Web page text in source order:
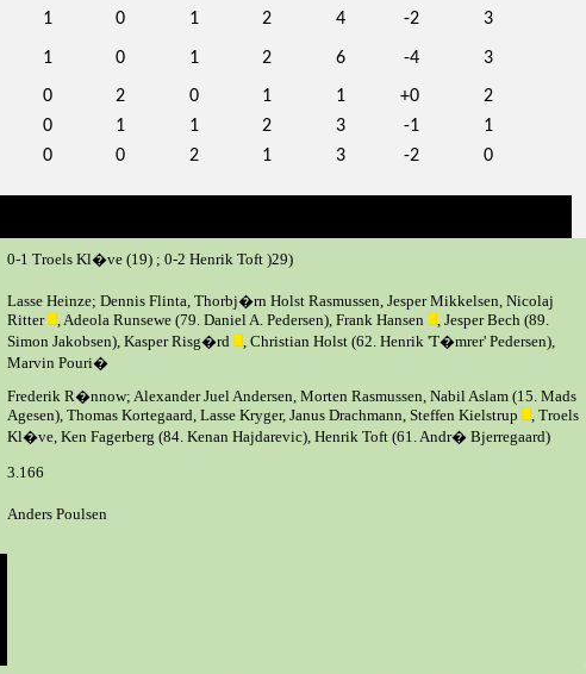
1 0 1 2 4 -2
3
1 0 1 2 6 -4
3
0 2 0 1 1 +0
2
0 1 1 2 3 -1
1
0 0 2 1 3 -2 0
0-1 Troels Kl�ve (19) ; 0-2 Henrik Toft )29)
Lasse Heinze; Dennis Flinta, Thorbj�rn Holst Rasmussen, Jesper Mikkelsen, Nicolaj
Ritter
, Adeola Runsewe (79. Daniel A. Pedersen), Frank Hansen
, Jesper Bech (89.
Simon Jakobsen), Kasper Risg�rd
, Christian Holst (62. Henrik 'T�mrer' Pedersen),
Marvin Pouri�
Frederik R�nnow; Alexander Juel Andersen, Morten Rasmussen, Nabil Aslam (15. Mads
Agesen), Thomas Kortegaard, Lasse Kryger, Janus Drachmann, Steffen Kielstrup
, Troels
Kl�ve, Ken Fagerberg (84. Kenan Hajdarevic), Henrik Toft (61. Andr� Bjerregaard)
3.166
Anders Poulsen